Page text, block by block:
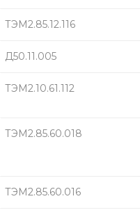
ТЭМ2.85.12.116
Д50.11.005
ТЭМ2.10.61.112
ТЭМ2.85.60.018
ТЭМ2.85.60.016